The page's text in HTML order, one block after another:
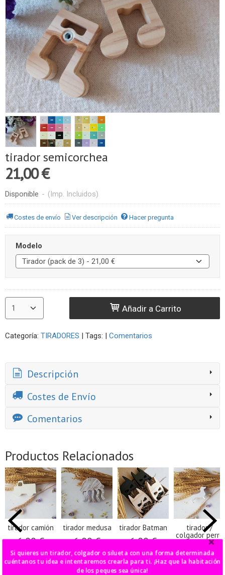
tirador semicorchea
21,00 €
Disponible - (Imp. Incluidos)
Costes de envío Ver descripción Hacer pregunta
Modelo
Añadir a Carrito
Categoría: TIRADORES | Tags: | Comentarios
Descripción
Costes de Envío
Comentarios
Productos Relacionados
tirador camión
6,00 €
tirador medusa
6,00 €
tirador Batman
6,00 €
tirador /
colgador perro
salchicha
6,00 €
Si quieres un tirador, colgador o silueta con una forma determinada
cuéntanos tu idea e intentaremos crearla para ti. ¡Haz que la habitación
de los peques sea única!